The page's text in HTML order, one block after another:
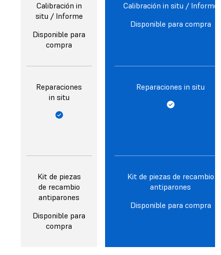
Calibración in
situ / Informe
Disponible para
compra
Reparaciones
in situ
Kit de piezas
de recambio
antiparones
Disponible para
compra
Calibración in situ / Informe
Disponible para compra
Reparaciones in situ
Kit de piezas de recambio
antiparones
Disponible para compra